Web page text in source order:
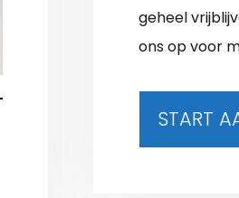
geheel
ons op voor
START